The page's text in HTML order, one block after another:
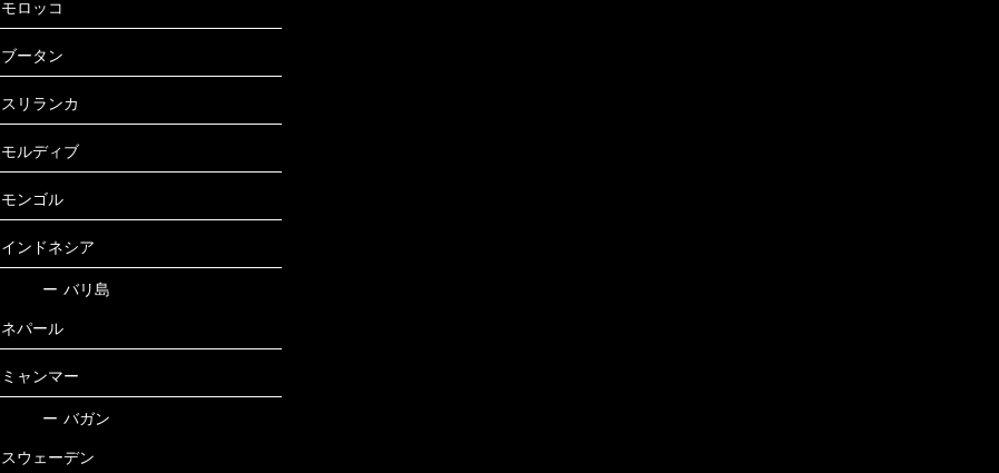
モロッコ
ブータン
スリランカ
モルディブ
モンゴル
インドネシア
ー バリ島
ネパール
ミャンマー
ー バガン
スウェーデン